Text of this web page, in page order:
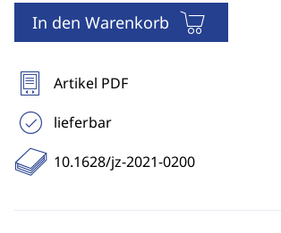
In den Warenkorb
Artikel PDF
lieferbar
10.1628/jz-2021-0200